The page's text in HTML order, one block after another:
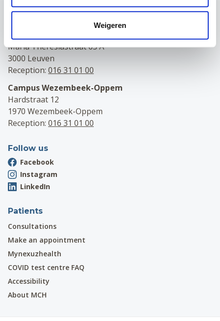
Weigeren
Maria Theresiastraat 63 A
3000 Leuven
Reception: 016 31 01 00
Campus Wezembeek-Oppem
Hardstraat 12
1970 Wezembeek-Oppem
Reception: 016 31 01 00
Follow us
Facebook
Instagram
LinkedIn
Patients
Consultations
Make an appointment
Mynexuzhealth
COVID test centre FAQ
Accessibility
About MCH